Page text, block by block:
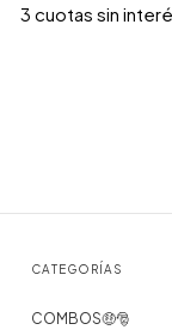
3 cuotas sin
CATEGORÍAS
COMBOS🤑​​